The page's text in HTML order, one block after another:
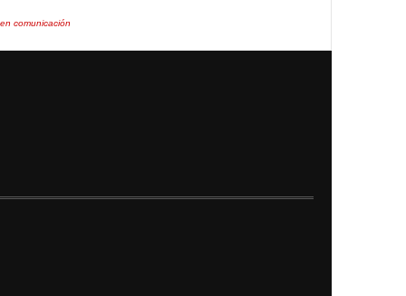
comunicación